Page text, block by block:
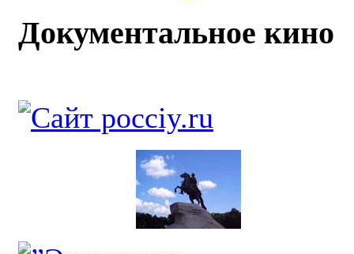
Документальное кино